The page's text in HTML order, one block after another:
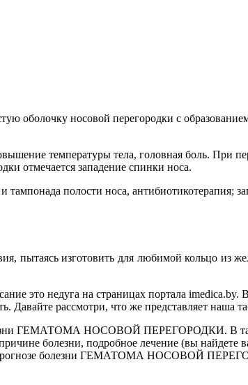
оболочку носовой перегородки с
температуры тела, головная боль. При
отмечается западение спинки носа.
полости носа, антибиотикотерапия;
пытаясь изготовить для любимой кольцо из
недуга на страницах портала imedica.by.
рассмотри, что же представляет наша
ГЕМАТОМА НОСОВОЙ ПЕРЕГОРОДКИ. В
болезни, подробное лечение (вы найдете
о прогнозе болезни ГЕМАТОМА НОСОВОЙ